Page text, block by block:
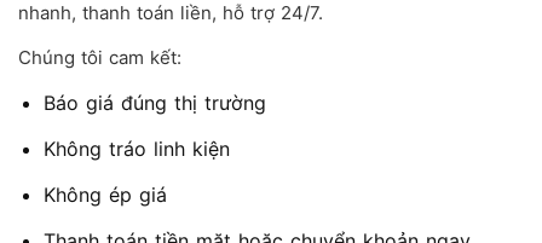
nhanh, thanh toán liền, hỗ trợ 24/7.
Chúng tôi cam kết:
Báo giá đúng thị trường
Không tráo linh kiện
Không ép giá